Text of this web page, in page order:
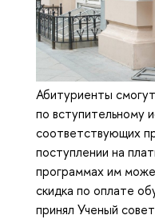
Абитуриенты
по вступительному
соответствующих
поступлении на
программах им
скидка по оплате
принял Ученый